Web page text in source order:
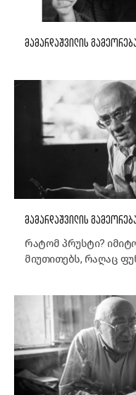
ᲛᲐᲛᲐᲠᲓᲐᲨᲕᲘᲚᲘᲡ
ᲛᲐᲛᲐᲠᲓᲐᲨᲕᲘᲚᲘᲡ
რატომ პრუსტი?
მიუთითებს, რაღაც